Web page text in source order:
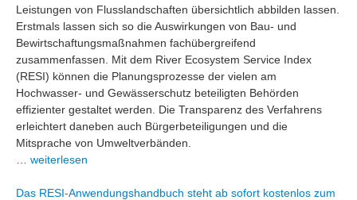
Leistungen von Flusslandschaften übersichtlich abbilden lassen.
Erstmals lassen sich so die Auswirkungen von Bau- und
Bewirtschaftungsmaßnahmen fachübergreifend
zusammenfassen. Mit dem River Ecosystem Service Index
(RESI) können die Planungsprozesse der vielen am
Hochwasser- und Gewässerschutz beteiligten Behörden
effizienter gestaltet werden. Die Transparenz des Verfahrens
erleichtert daneben auch Bürgerbeteiligungen und die
Mitsprache von Umweltverbänden.
weiterlesen
Das RESI-Anwendungshandbuch steht ab sofort kostenlos zum